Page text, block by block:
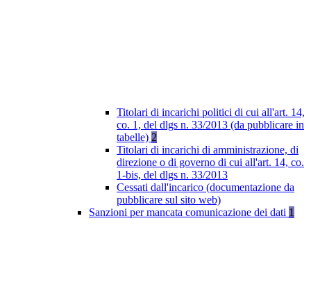
Titolari di incarichi politici di cui all'art. 14,
co. 1, del dlgs n. 33/2013 (da pubblicare in
tabelle) 2
Titolari di incarichi di amministrazione, di
direzione o di governo di cui all'art. 14, co.
1-bis, del dlgs n. 33/2013
Cessati dall'incarico (documentazione da
pubblicare sul sito web)
Sanzioni per mancata comunicazione dei dati 1